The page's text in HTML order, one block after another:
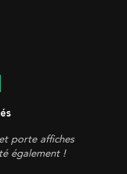
porte affiches
également !